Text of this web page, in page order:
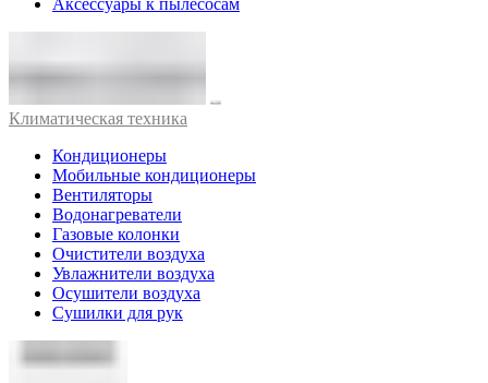
Климатическая техника
Кондиционеры
Мобильные кондиционеры
Вентиляторы
Водонагреватели
Газовые колонки
Очистители воздуха
Увлажнители воздуха
Осушители воздуха
Сушилки для рук